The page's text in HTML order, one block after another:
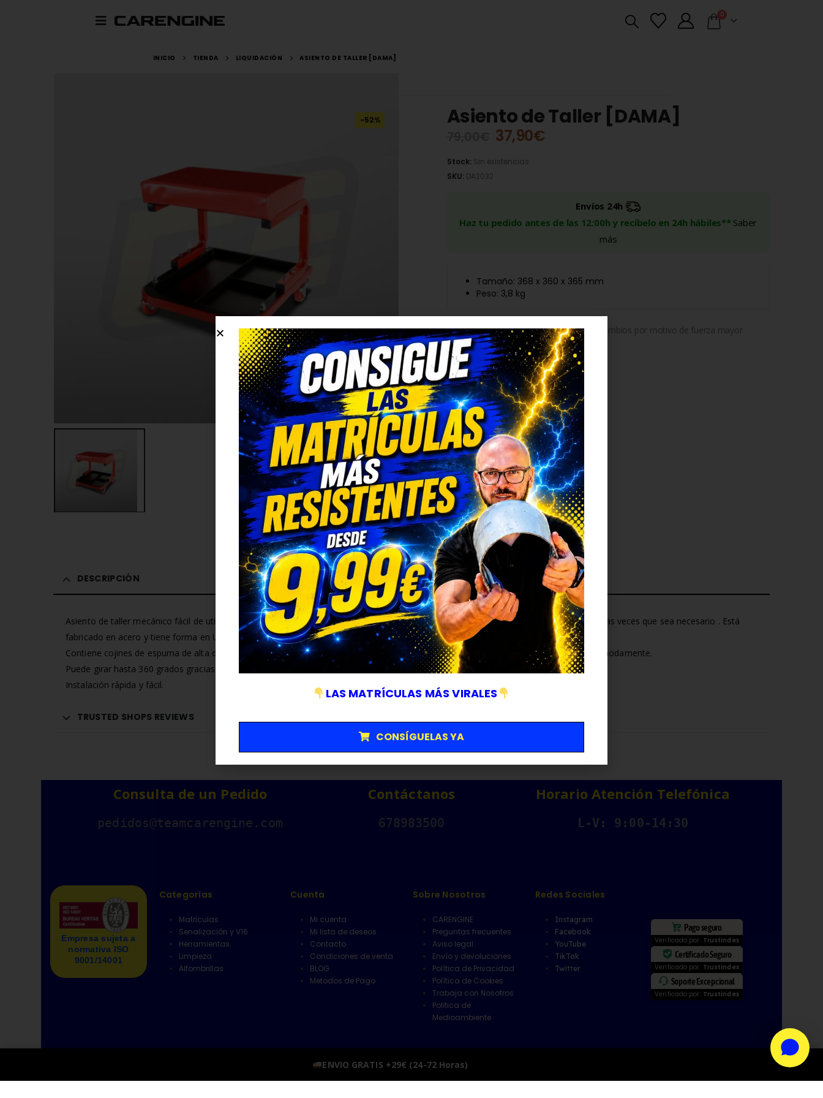
ENVIO GRATIS +29€ (24-72 Horas)
0
INICIO TIENDA LIQUIDACIÓN ASIENTO DE TALLER [DAMA]
-52% Asiento de Taller [DAMA]
37,90€
Stock: Sin existencias
SKU: DA2032
Envíos 24h
Haz tu pedido antes de las 12:00h y recíbelo en 24h hábiles** Saber
más
Tamaño: 368 x 360 x 365 mm
Peso: 3,8 kg
*Tiempo de entrega estimado sujeto a cambios por motivo de fuerza mayor
(política de envíos y devoluciones)
AÑADIR A LA LISTA DE DESEOS
DESCRIPCIÓN
Asiento de taller mecánico fácil de utilizar y muy práctico al trabajar, tiene además una bandeja para colocar herramientas y tomarlas las veces que sea necesario . Está
fabricado en acero y tiene forma en U para transportarlo fácilmente.
Contiene cojines de espuma de alta densidad y y están tapizados, lo que permite a los usuarios estar sentados por mucho tiempo cómodamente.
Puede girar hasta 360 grados gracias a sus 4 ruedas
Instalación rápida y fácil.
TRUSTED SHOPS REVIEWS
Consulta de un Pedido
pedidos@teamcarengine.com
Contáctanos
678983500
Horario Atención Telefónica
L-V: 9:00-14:30
Empresa sujeta a
normativa ISO
9001/14001
Categorías
Matriculas
Senalización y V16
Herramientas
Limpieza
Alfombrillas
Cuenta
Mi cuenta
Mi lista de deseos
Contacto
Condiciones de venta
BLOG
Metodos de Pago
Sobre Nosotros
CARENGINE
Preguntas frecuentes
Aviso legal
Envío y devoluciones
Política de Privacidad
Política de Cookies
Trabaja con Nosotros
Politica de
Medioambiente
Redes Sociales
Instagram
Facebook
YouTube
TikTok
Twitter
Pago seguro
Verificado por: Trustindex
Certificado Seguro
Verificado por: Trustindex
Soporte Excepcional
Verificado por: Trustindex
LAS MATRÍCULAS MÁS VIRALES
CONSÍGUELAS YA